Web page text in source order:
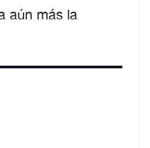
aún más la